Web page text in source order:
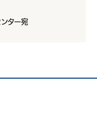
ター宛